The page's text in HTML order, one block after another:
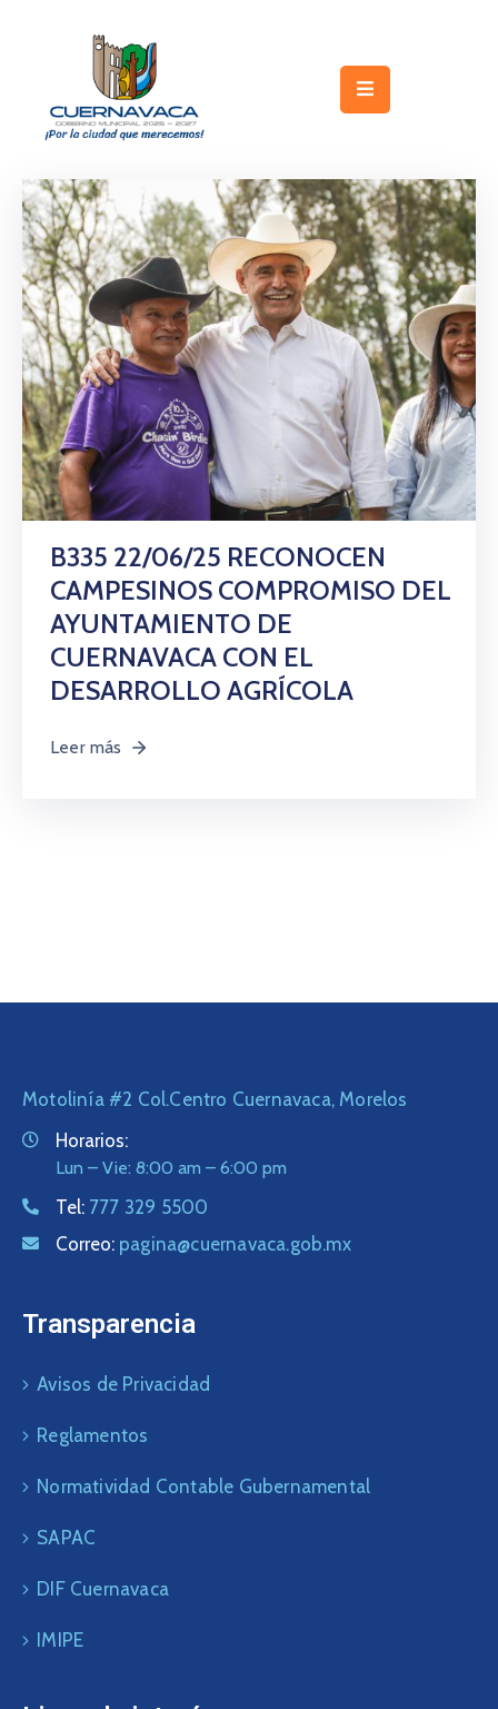
Gobierno
Turismo
Trámites
y
Servicios
Licitaciones
Transparencia
Directorio
Citas
B335 22/06/25 RECONOCEN
CAMPESINOS COMPROMISO DEL
AYUNTAMIENTO DE
CUERNAVACA CON EL
DESARROLLO AGRÍCOLA
Leer más
Motolinía #2 Col.Centro Cuernavaca, Morelos
Horarios:
Lun – Vie: 8:00 am – 6:00 pm
Tel: 777 329 5500
Correo: pagina@cuernavaca.gob.mx
Transparencia
Avisos de Privacidad
Reglamentos
Normatividad Contable Gubernamental
SAPAC
DIF Cuernavaca
IMIPE